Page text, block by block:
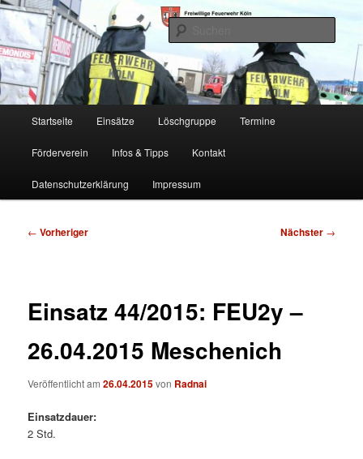
Zum
primären
Inhalt
springenFF Köln, LG RD
Freiwillige Feuerwehr Köln, Löschgruppe Rodenkirchen
Startseite Einsätze Löschgruppe Termine
Förderverein Infos & Tipps Kontakt
Datenschutzerklärung Impressum
Beitragsnavigation
← Vorheriger Nächster →
Einsatz 44/2015: FEU2y –
26.04.2015 Meschenich
Veröffentlicht am26.04.2015von Radnai
Einsatzdauer:
2 Std.